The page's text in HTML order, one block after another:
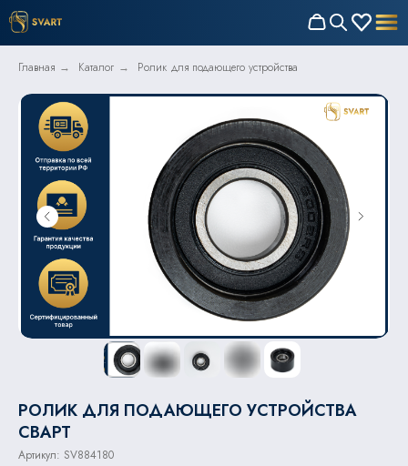
Главная → Каталог → Ролик для подающего устройства
РОЛИК ДЛЯ ПОДАЮЩЕГО УСТРОЙСТВА
СВАРТ
Артикул: SV884180